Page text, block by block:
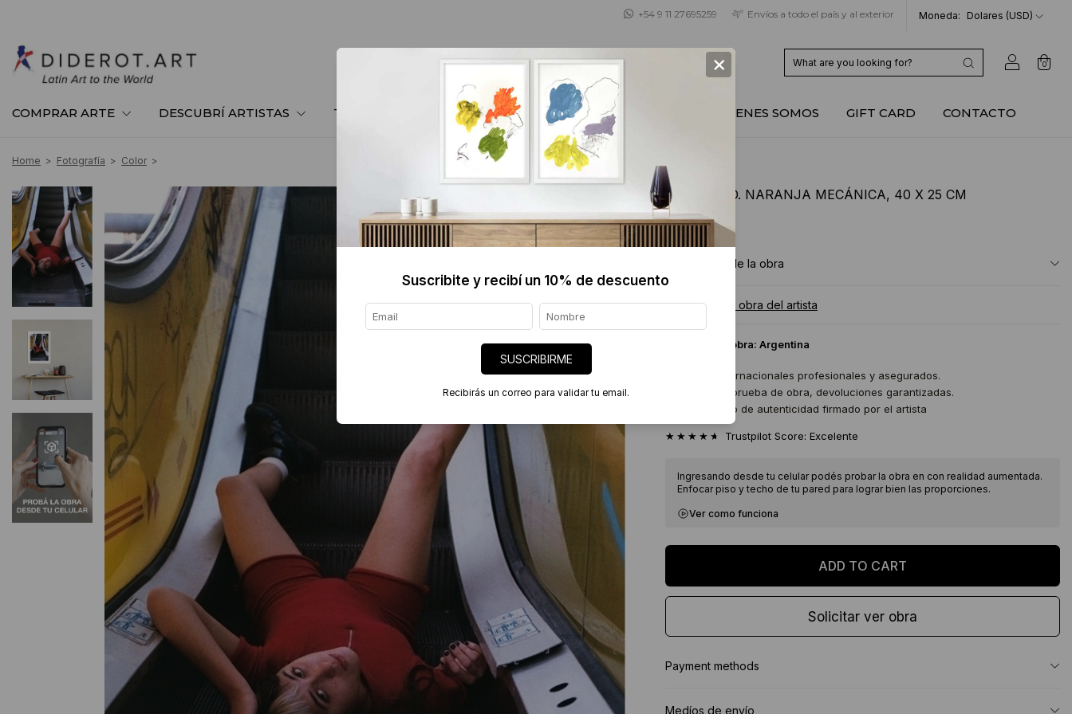
+54 9 11 27695259 Envíos a todo el país y al exterior Moneda: Dolares (USD)
0
COMPRAR ARTE DESCUBRÍ ARTISTAS TE ASESORAMOS TIENDA DE OBJETOS QUIENES SOMOS GIFT CARD CONTACTO
Home > Fotografía > Color >
ANI BUERO. NARANJA MECÁNICA, 40 X 25 CM
$880 USD
Información de la obra
Ver toda la obra del artista
Origen de la obra: Argentina
Envíos internacionales profesionales y asegurados.
7 días de prueba de obra, devoluciones garantizadas.
Certificado de autenticidad firmado por el artista
★★★★★ Trustpilot Score: Excelente
Ingresando desde tu celular podés probar la obra en con realidad aumentada.
Enfocar piso y techo de tu pared para lograr bien las proporciones.
Ver como funciona
Solicitar ver obra
Payment methods
Medíos de envío
×
Suscribite y recibí un 10% de descuento
SUSCRIBIRME
Recibirás un correo para validar tu email.